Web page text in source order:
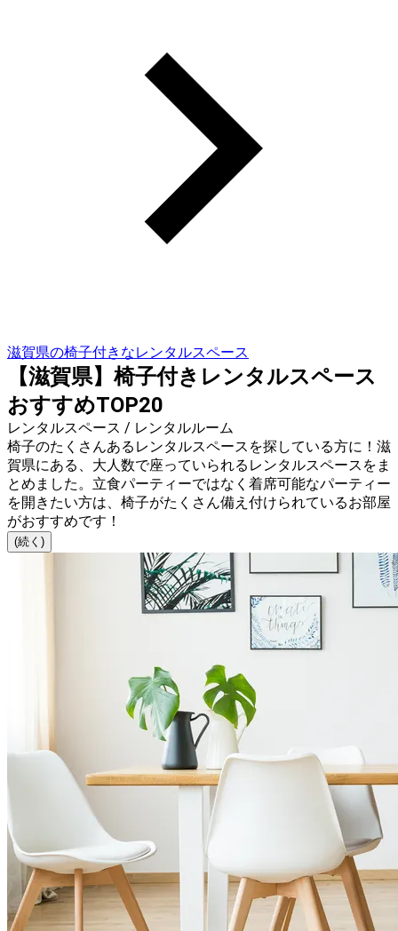
滋賀県の椅子付きなレンタルスペース
【滋賀県】椅子付きレンタルスペース
おすすめTOP20
レンタルスペース / レンタルルーム
椅子のたくさんあるレンタルスペースを探している方に！滋
賀県にある、大人数で座っていられるレンタルスペースをま
とめました。立食パーティーではなく着席可能なパーティー
を開きたい方は、椅子がたくさん備え付けられているお部屋
がおすすめです！
(続く)